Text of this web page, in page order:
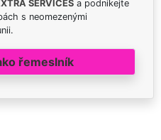
SERVICES a podnikejte
s neomezenými
řemeslník